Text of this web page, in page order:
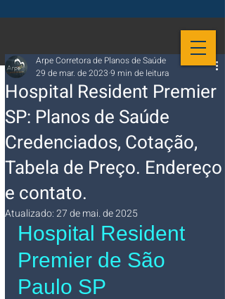
Hospital Resident Premier
SP: Planos de Saúde
Credenciados, Cotação,
Tabela de Preço. Endereço
e contato.
Arpe Corretora de Planos de Saúde
29 de mar. de 2023 9 min de leitura
Atualizado:27 de mai. de 2025
Hospital Resident
Premier de São
Paulo SP